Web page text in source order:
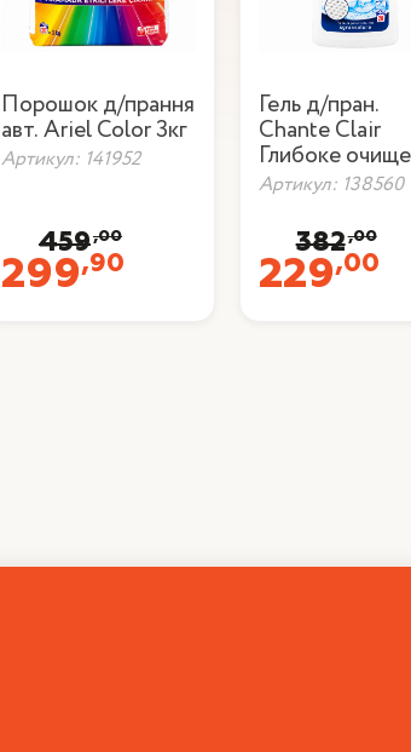
Порошок д/прання
авт. Ariel Color 3кг
Артикул: 141952
299,90
459,00
Гель д/пран.
Chante Clair
Глибоке
1,260 л
Артикул: 138560
229,00
382,00